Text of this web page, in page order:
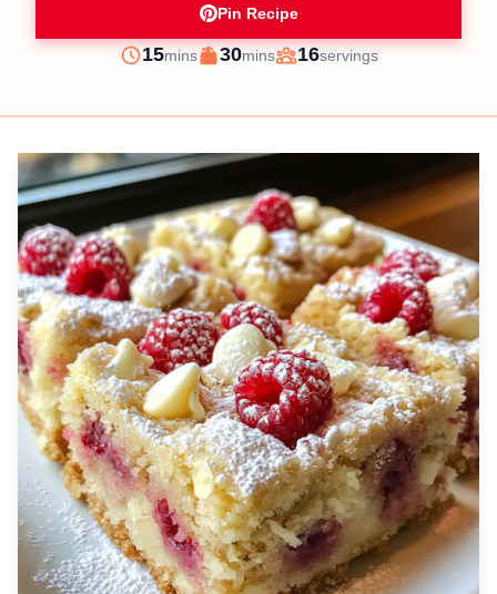
Pin Recipe
Prep
15minutes
mins
Cook
30minutes
mins
Servings
16servings